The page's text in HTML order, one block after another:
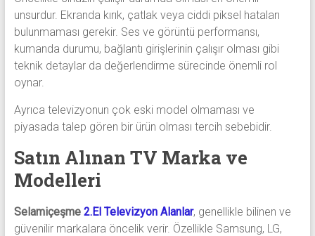
unsurdur. Ekranda kırık, çatlak veya ciddi piksel hataları
bulunmaması gerekir. Ses ve görüntü performansı,
kumanda durumu, bağlantı girişlerinin çalışır olması gibi
teknik detaylar da değerlendirme sürecinde önemli rol
oynar.
Ayrıca televizyonun çok eski model olmaması ve
piyasada talep gören bir ürün olması tercih sebebidir.
Satın Alınan TV Marka ve
Modelleri
Selamiçeşme 2.El Televizyon Alanlar, genellikle bilinen ve
güvenilir markalara öncelik verir. Özellikle Samsung, LG,